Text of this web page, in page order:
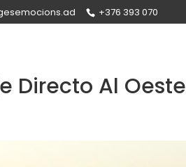
+376 393 070
Directo Al Oeste